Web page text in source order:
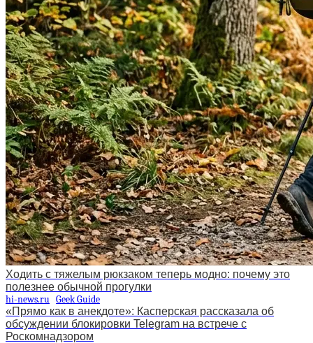
Ходить с тяжелым рюкзаком теперь модно: почему это
полезнее обычной прогулки
hi-news.ru Geek Guide
«Прямо как в анекдоте»: Касперская рассказала об
обсуждении блокировки Telegram на встрече с
Роскомнадзором